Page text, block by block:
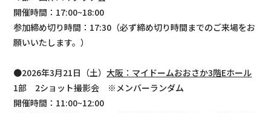
開催時間：17:00~18:00
参加締め切り時間：17:30（必ず締め切り時間までのご来場をお
願いいたします。）
●2026年3月21日（土）大阪：マイドームおおさか3階Eホール
1部 2ショット撮影会 ※メンバーランダム
開催時間：11:00~12:00